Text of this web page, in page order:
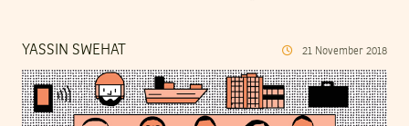
YASSIN SWEHAT 21 November 2018